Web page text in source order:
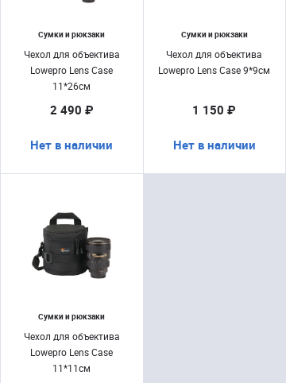
Сумки и рюкзаки
Чехол для объектива
Lowepro Lens Case
11*26см
2 490 ₽
Нет в наличии
Сумки и рюкзаки
Чехол для объектива
Lowepro Lens Case 9*9см
1 150 ₽
Нет в наличии
Сумки и рюкзаки
Чехол для объектива
Lowepro Lens Case
11*11см